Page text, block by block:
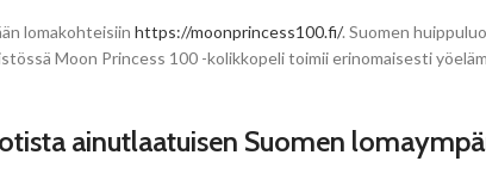
lomakohteisiin https://moonprincess100.fi/. Suomen
Moon Princess 100 -kolikkopeli toimii erinomaisesti
ainutlaatuisen Suomen